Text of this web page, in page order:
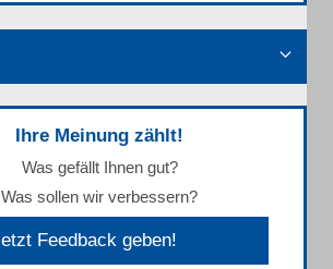
Ihre Meinung zählt!
Was gefällt Ihnen gut?
Was sollen wir verbessern?
Feedback geben!